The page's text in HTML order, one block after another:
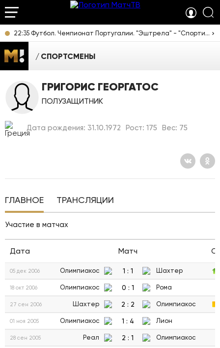
22:35 Футбол. Чемпионат Португалии. "Эштрела" - "Спортинг". Прямая трансляция
СПОРТСМЕНЫ
ГРИГОРИС ГЕОРГАТОС
ПОЛУЗАЩИТНИК
Дата рождения: 31.10.1972 Рост: 175 Вес: 75
ГЛАВНОЕ ТРАНСЛЯЦИИ
Участие в матчах
Дата Матч
05 дек 2006 Олимпиакос 1 : 1 Шахтер
18 окт 2006 Олимпиакос 0 : 1 Рома
27 сен 2006 Шахтер 2 : 2 Олимпиакос
01 ноя 2005 Олимпиакос 1 : 4 Лион
28 сен 2005 Реал 2 : 1 Олимпиакос